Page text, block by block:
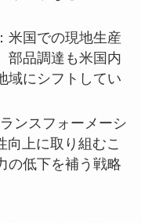
：米国での現地生産
部品調達も米国内
域にシフトしてい
ンスフォーメーシ
向上に取り組むこ
の低下を補う戦略